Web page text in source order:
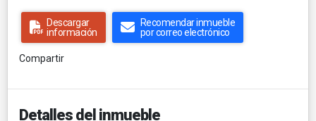
Descargar
información
Recomendar inmueble
por correo electrónico
Compartir
Detalles del inmueble